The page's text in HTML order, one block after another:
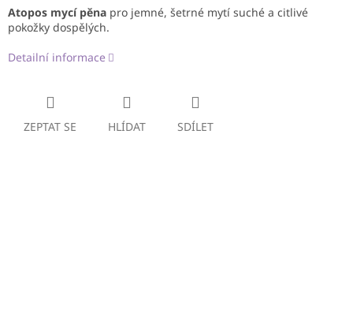
Atopos mycí pěna pro jemné, šetrné mytí suché a citlivé
pokožky dospělých.
Detailní informace
ZEPTAT SE HLÍDAT SDÍLET